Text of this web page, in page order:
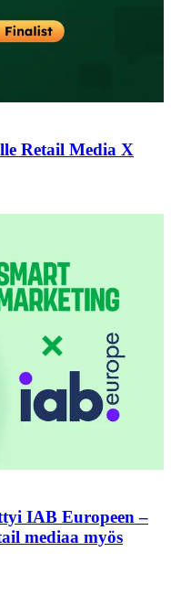
Retail Media X
IAB Europeen –
mediaa myös